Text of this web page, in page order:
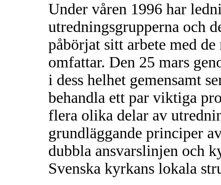
Under våren 1996 har
utredningsgrupperna och
påbörjat sitt arbete med
omfattar. Den 25 mars
i dess helhet gemensamt
behandla ett par viktiga
flera olika delar av
grundläggande principer
dubbla ansvarslinjen och
Svenska kyrkans lokala